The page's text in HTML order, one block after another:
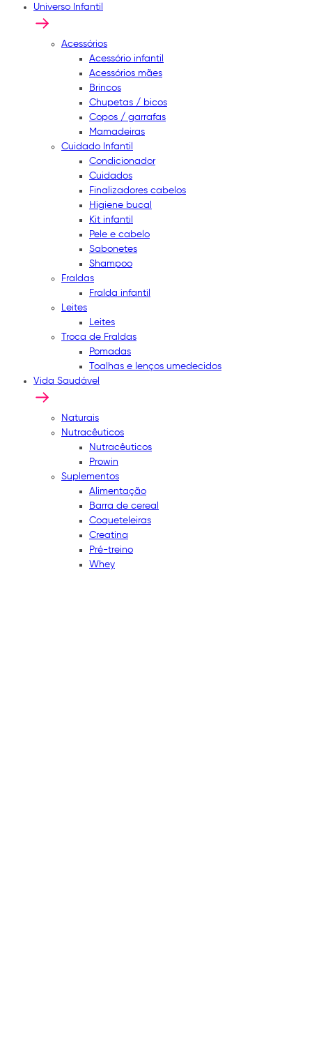
Universo Infantil
Acessórios
Acessório infantil
Acessórios mães
Brincos
Chupetas / bicos
Copos / garrafas
Mamadeiras
Cuidado Infantil
Condicionador
Cuidados
Finalizadores cabelos
Higiene bucal
Kit infantil
Pele e cabelo
Sabonetes
Shampoo
Fraldas
Fralda infantil
Leites
Leites
Troca de Fraldas
Pomadas
Toalhas e lenços umedecidos
Vida Saudável
Naturais
Nutracêuticos
Nutracêuticos
Prowin
Suplementos
Alimentação
Barra de cereal
Coqueteleiras
Creatina
Pré-treino
Whey